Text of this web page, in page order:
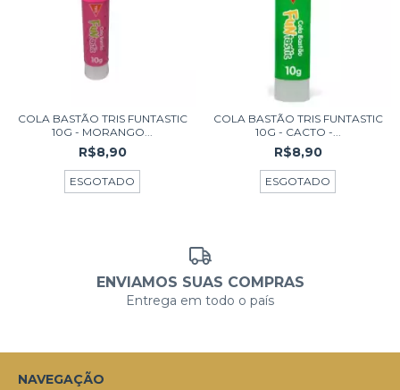
COLA BASTÃO TRIS FUNTASTIC
10G - MORANGO...
R$8,90
ESGOTADO
COLA BASTÃO TRIS FUNTASTIC
10G - CACTO -...
R$8,90
ESGOTADO
ENVIAMOS SUAS COMPRAS
Entrega em todo o país
NAVEGAÇÃO